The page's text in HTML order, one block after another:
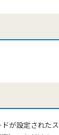
が設定されたス